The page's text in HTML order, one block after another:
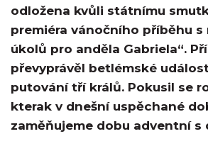
odložena kvůli státnímu
premiéra vánočního příběhu s
úkolů pro anděla Gabriela“.
převyprávěl betlémské
putování tří králů. Pokusil se
kterak v dnešní uspěchané
zaměňujeme dobu adventní s